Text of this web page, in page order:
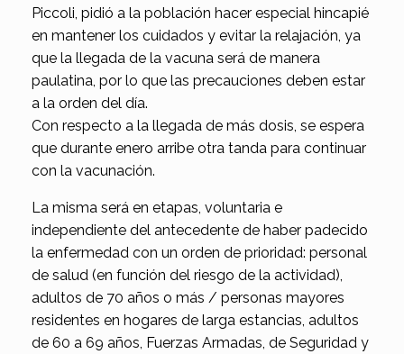
Piccoli, pidió a la población hacer especial hincapié
en mantener los cuidados y evitar la relajación, ya
que la llegada de la vacuna será de manera
paulatina, por lo que las precauciones deben estar
a la orden del día.
Con respecto a la llegada de más dosis, se espera
que durante enero arribe otra tanda para continuar
con la vacunación.
La misma será en etapas, voluntaria e
independiente del antecedente de haber padecido
la enfermedad con un orden de prioridad: personal
de salud (en función del riesgo de la actividad),
adultos de 70 años o más / personas mayores
residentes en hogares de larga estancias, adultos
de 60 a 69 años, Fuerzas Armadas, de Seguridad y